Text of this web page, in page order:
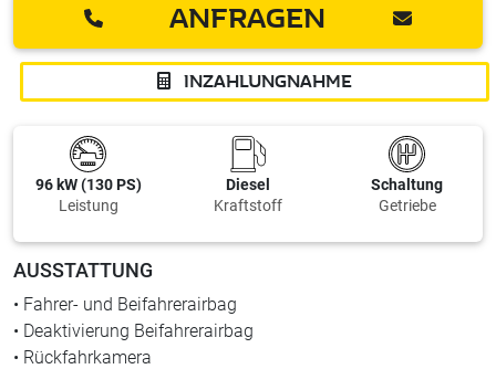
ANFRAGEN
INZAHLUNGNAHME
96 kW (130 PS)
Leistung
Diesel
Kraftstoff
Schaltung
Getriebe
AUSSTATTUNG
• Fahrer- und Beifahrerairbag
• Deaktivierung Beifahrerairbag
• Rückfahrkamera